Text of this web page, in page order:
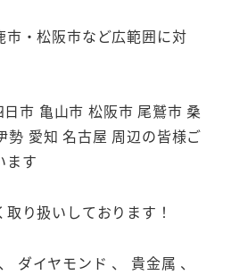
市・松阪市など広範囲に対
市 亀山市 松阪市 尾鷲市 桑
勢 愛知 名古屋 周辺の皆様ご
ます
り扱いしております！
ダイヤモンド 、 貴金属 、